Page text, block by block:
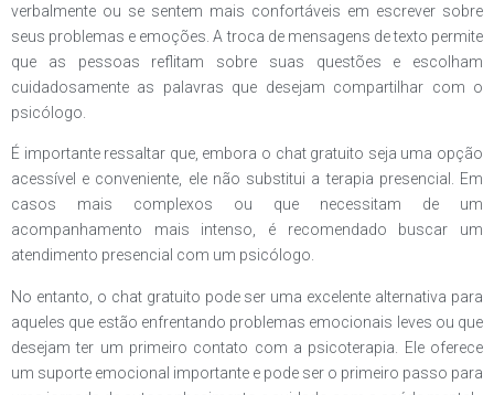
verbalmente ou se sentem mais confortáveis em escrever sobre
seus problemas e emoções. A troca de mensagens de texto permite
que as pessoas reflitam sobre suas questões e escolham
cuidadosamente as palavras que desejam compartilhar com o
psicólogo.
É importante ressaltar que, embora o chat gratuito seja uma opção
acessível e conveniente, ele não substitui a terapia presencial. Em
casos mais complexos ou que necessitam de um
acompanhamento mais intenso, é recomendado buscar um
atendimento presencial com um psicólogo.
No entanto, o chat gratuito pode ser uma excelente alternativa para
aqueles que estão enfrentando problemas emocionais leves ou que
desejam ter um primeiro contato com a psicoterapia. Ele oferece
um suporte emocional importante e pode ser o primeiro passo para